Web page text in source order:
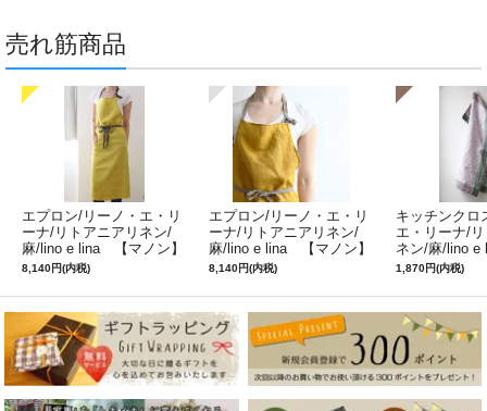
売れ筋商品
エプロン/リーノ・エ・リ
ーナ/リトアニアリネン/
麻/lino e lina 【マノン】
ミモザ
8,140円(内税)
エプロン/リーノ・エ・リ
ーナ/リトアニアリネン/
麻/lino e lina 【マノン】
サフランイエロー
8,140円(内税)
キッチンクロ
エ・リーナ/
ネン/麻/lino
ルフィ】パー
1,870円(内税)